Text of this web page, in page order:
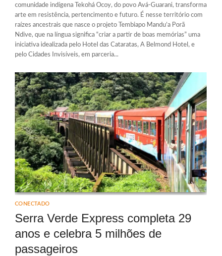
comunidade indígena Tekohá Ocoy, do povo Avá-Guarani, transforma
arte em resistência, pertencimento e futuro. É nesse território com
raízes ancestrais que nasce o projeto Tembiapo Mandu’a Porã
Ndive, que na língua significa “criar a partir de boas memórias” uma
iniciativa idealizada pelo Hotel das Cataratas, A Belmond Hotel, e
pelo Cidades Invisíveis, em parceria...
CONECTADO
Serra Verde Express completa 29
anos e celebra 5 milhões de
passageiros